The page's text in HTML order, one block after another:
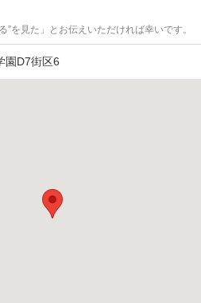
を見た」とお伝えいただければ幸いです。
園D7街区6